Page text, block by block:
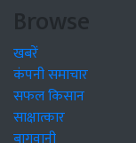
Browse
खबरें
कंपनी समाचार
सफल किसान
साक्षात्कार